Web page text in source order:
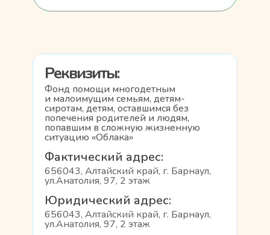
Фонд помощи многодетным
и малоимущим семьям, детям-
сиротам, детям, оставшимся без
попечения родителей и людям,
попавшим в сложную жизненную
ситуацию «Облака»
Реквизиты:
656043, Алтайский край, г. Барнаул,
ул.Анатолия, 97, 2 этаж
Юридический адрес:
656043, Алтайский край, г. Барнаул,
ул.Анатолия, 97, 2 этаж
Фактический адрес: